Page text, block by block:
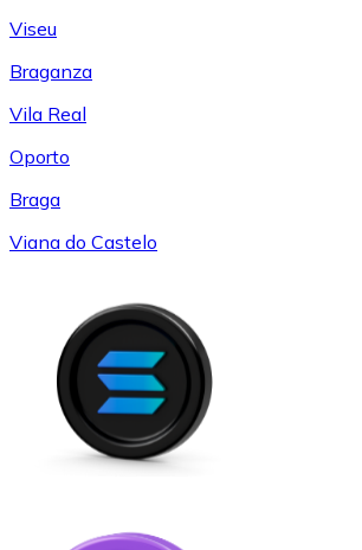
Viseu
Braganza
Vila Real
Oporto
Braga
Viana do Castelo